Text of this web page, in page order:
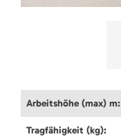
Arbeitshöhe (max) m:
Tragfähigkeit (kg):